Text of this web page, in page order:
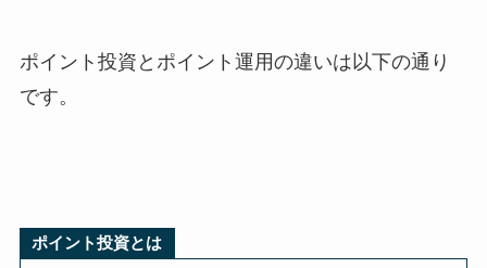
ポイント投資とポイント運用の違いは以下の通り
です。
ポイント投資とは